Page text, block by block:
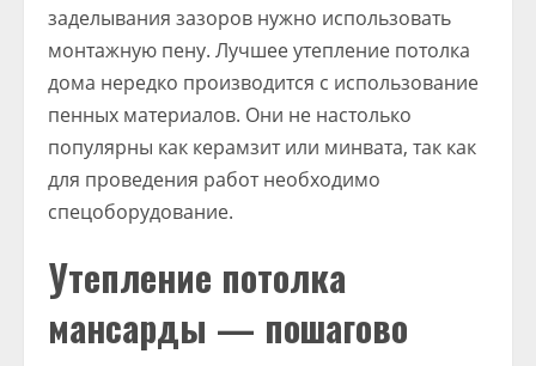
заделывания зазоров нужно использовать
монтажную пену. Лучшее утепление потолка
дома нередко производится с использование
пенных материалов. Они не настолько
популярны как керамзит или минвата, так как
для проведения работ необходимо
спецоборудование.
Утепление потолка
мансарды — пошагово